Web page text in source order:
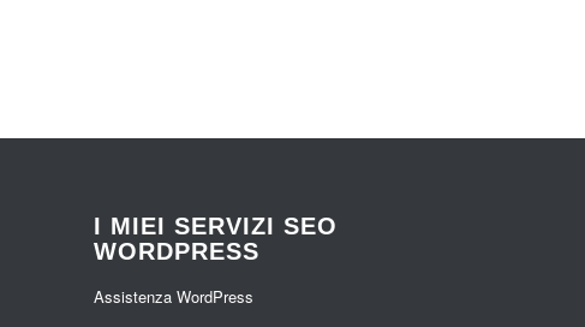
I MIEI SERVIZI SEO
WORDPRESS
Assistenza WordPress